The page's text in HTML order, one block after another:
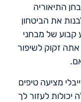
התיאוריה
את הביטחון
קבוע של מבחני
זקוק לשיפור
מציעה טיפים
יכולות לעזור לך